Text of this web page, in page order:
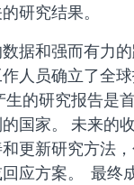
研究结果。
据和强而有力的
人员确立了全
生的研究报告是
国家。 未来的
更新研究方法
应方案。 最终